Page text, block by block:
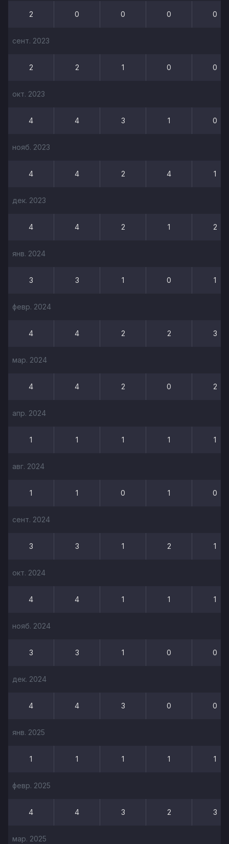
2 0 0 0 0
сент. 2023
2 2 1 0 0
окт. 2023
4 4 3 1 0
нояб. 2023
4 4 2 4 1
дек. 2023
4 4 2 1 2
янв. 2024
3 3 1 0 1
февр. 2024
4 4 2 2 3
мар. 2024
4 4 2 0 2
апр. 2024
1 1 1 1 1
авг. 2024
1 1 0 1 0
сент. 2024
3 3 1 2 1
окт. 2024
4 4 1 1 1
нояб. 2024
3 3 1 0 0
дек. 2024
4 4 3 0 0
янв. 2025
1 1 1 1 1
февр. 2025
4 4 3 2 3
мар. 2025